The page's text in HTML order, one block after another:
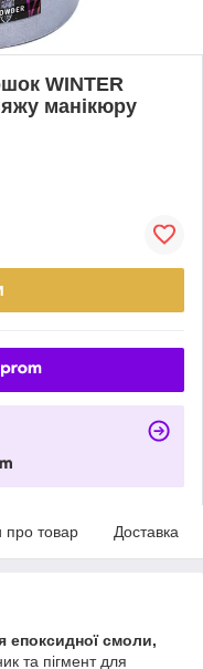
WINTER
манікюру
про товар Доставка
епоксидної смоли,
та пігмент для